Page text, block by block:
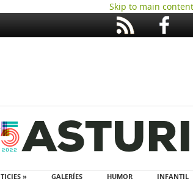
Skip to main content
» GALERÍES HUMOR INFANTIL